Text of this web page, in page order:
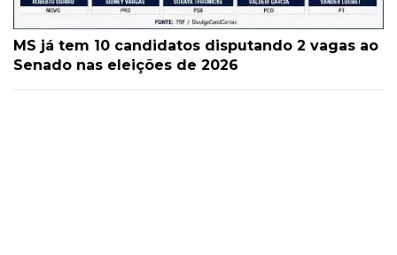
MS já tem 10 candidatos disputando 2 vagas ao
Senado nas eleições de 2026